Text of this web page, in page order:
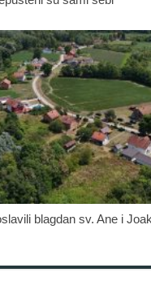
blagdan sv. Ane i